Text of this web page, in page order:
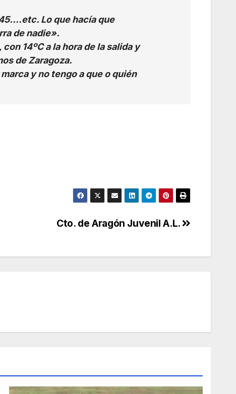
Lo que hacía que
de nadie».
14ºC a la hora de la salida y
de Zaragoza.
y no tengo a que o quién
Cto. de Aragón Juvenil A.L.